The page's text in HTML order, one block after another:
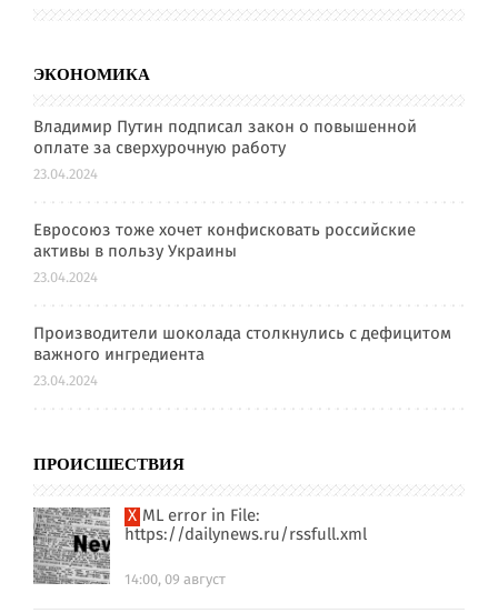
ЭКОНОМИКА
Владимир Путин подписал закон о повышенной
оплате за сверхурочную работу
23.04.2024
Евросоюз тоже хочет конфисковать российские
активы в пользу Украины
23.04.2024
Производители шоколада столкнулись с дефицитом
важного ингредиента
23.04.2024
ПРОИСШЕСТВИЯ
XML error in File:
https://dailynews.ru/rssfull.xml
14:00, 09 август